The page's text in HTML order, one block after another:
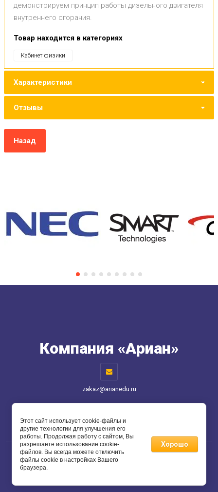
демонстрируем принцип работы дизельного двигателя
внутреннего сгорания.
Товар находится в категориях
Кабинет физики
Характеристики
Отзывы
Назад
Компания «Ариан»
zakaz@arianedu.ru
Способы оплаты
Copyright © 2012 Компания «Ариан»
Этот сайт использует cookie-файлы и
другие технологии для улучшения его
работы. Продолжая работу с сайтом, Вы
разрешаете использование cookie-
файлов. Вы всегда можете отключить
файлы cookie в настройках Вашего
браузера.
Хорошо